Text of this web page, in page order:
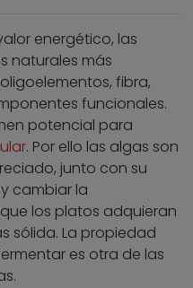
energético, las
naturales más
fibra,
funcionales.
potencial para
. Por ello las algas son
junto con su
cambiar la
los platos adquieran
sólida. La propiedad
es otra de las